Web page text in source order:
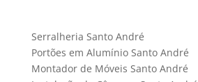
Serralheria Santo André
Portões em Alumínio Santo André
Montador de Móveis Santo André